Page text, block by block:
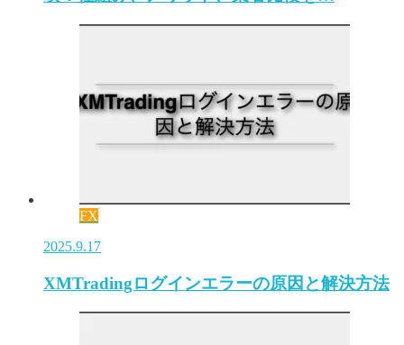
FX
2025.9.17
XMTradingログインエラーの原因と解決方法